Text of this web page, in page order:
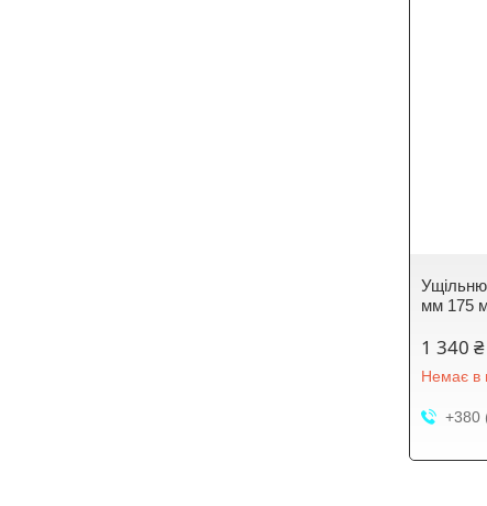
мм 175
1 340 ₴
Немає в
+380